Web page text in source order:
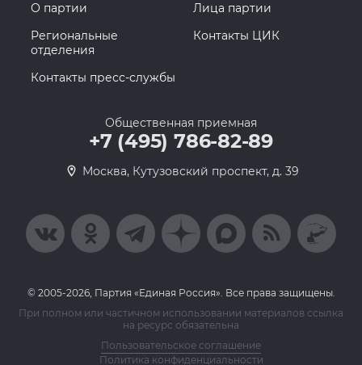
О партии
Лица партии
Региональные
отделения
Контакты ЦИК
Контакты пресс-службы
Общественная приемная
+7 (495) 786-82-89
Москва, Кутузовский проспект, д. 39
© 2005-2026, Партия «Единая Россия». Все права защищены.
При полном или частичном использовании материалов ссылка
на ресурс обязательна
Пользовательское соглашение
Политика конфиденциальности